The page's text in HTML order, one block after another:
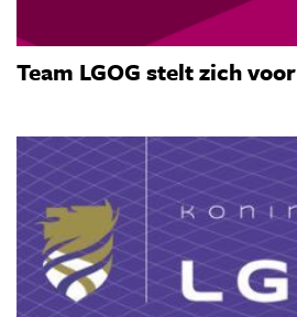
Team LGOG stelt zich voor